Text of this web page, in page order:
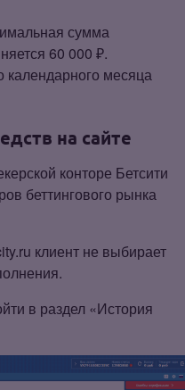
сумма
60 000 ₽.
календарного месяца
на сайте
конторе Бетсити
беттингового рынка
клиент не выбирает
в раздел «История